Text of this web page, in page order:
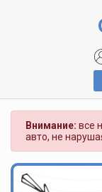
Внимание: все
авто, не